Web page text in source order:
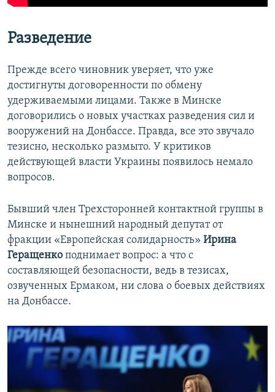
Разведение
Прежде всего чиновник уверяет, что уже
достигнуты договоренности по обмену
удерживаемыми лицами. Также в Минске
договорились о новых участках разведения сил и
вооружений на Донбассе. Правда, все это звучало
тезисно, несколько размыто. У критиков
действующей власти Украины появилось немало
вопросов.
Бывший член Трехсторонней контактной группы в
Минске и нынешний народный депутат от
фракции «Европейская солидарность» Ирина
Геращенко поднимает вопрос: а что с
составляющей безопасности, ведь в тезисах,
озвученных Ермаком, ни слова о боевых действиях
на Донбассе.